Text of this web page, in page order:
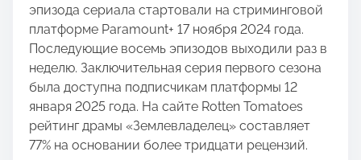
эпизода сериала стартовали на стриминговой
платформе Paramount+ 17 ноября 2024 года.
Последующие восемь эпизодов выходили раз в
неделю. Заключительная серия первого сезона
была доступна подписчикам платформы 12
января 2025 года. На сайте Rotten Tomatoes
рейтинг драмы «Землевладелец» составляет
77% на основании более тридцати рецензий.